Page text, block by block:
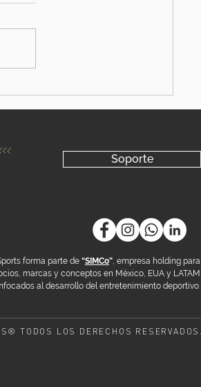
Soporte
forma parte de “SIMCo”, empresa holding para
marcas y conceptos en México, EUA y LATAM
al desarrollo del entretenimiento deportivo.
TODOS LOS DERECHOS RESERVADOS.